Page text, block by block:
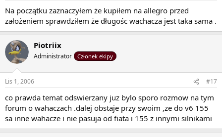
Na początku zaznaczyłem że kupiłem na allegro przed
założeniem sprawdziłem że długośc wachacza jest taka sama .
Piotriix
Administrator Członek ekipy
Lis 1, 2006 #17
co prawda temat odswierzany juz bylo sporo rozmow na tym
forum o wahaczach .dalej obstaje przy swoim ,ze do v6 155
sa inne wahacze i nie pasuja od fiata i 155 z innymi silnikami